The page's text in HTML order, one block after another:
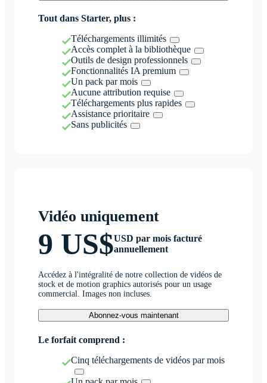
Tout dans Starter, plus :
Téléchargements illimités
Accès complet à la bibliothèque
Outils de design professionnels
Fonctionnalités IA premium
Un pack par mois
Aucune attribution requise
Téléchargements plus rapides
Assistance prioritaire
Sans publicités
Vidéo uniquement
9 US$USD par mois facturé
annuellement
Accédez à l'intégralité de notre collection de vidéos de
stock et de motion graphics autorisés pour un usage
commercial. Images non incluses.
Abonnez-vous maintenant
Le forfait comprend :
Cinq téléchargements de vidéos par mois